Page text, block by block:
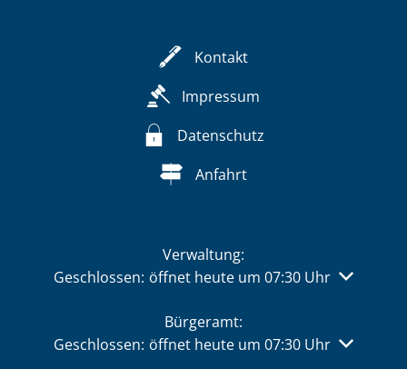
Kontakt
Impressum
Datenschutz
Anfahrt
Verwaltung:
Klicken, um weitere Öffnungs- oder Schließzeiten
Geschlossen: öffnet heute um 07:30 Uhr
Bürgeramt:
Klicken, um weitere Öffnungs- oder Schließzeiten
Geschlossen: öffnet heute um 07:30 Uhr